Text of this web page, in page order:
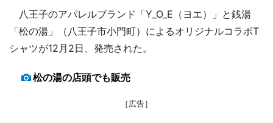
八王子のアパレルブランド「Y_O_E（ヨエ）」と銭湯
「松の湯」（八王子市小門町）によるオリジナルコラボT
シャツが12月2日、発売された。
松の湯の店頭でも販売
［広告］